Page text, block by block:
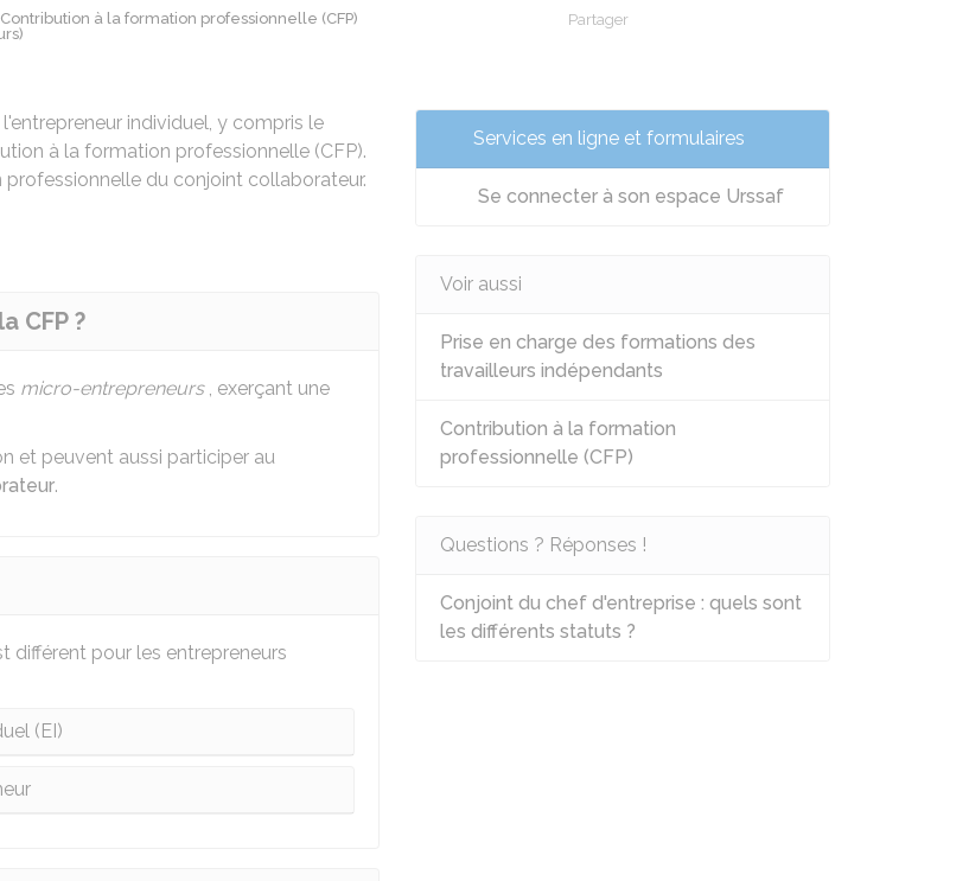
Contribution à la formation professionnelle (CFP)
Partager
individuel, y compris le
à la formation professionnelle (CFP).
du conjoint collaborateur.
CFP ?
micro-entrepreneurs, exerçant une
et peuvent aussi participer au
.
différent pour les entrepreneurs
(EI)
Services en ligne et formulaires
Se connecter à son espace Urssaf
Voir aussi
Prise en charge des formations des
travailleurs indépendants
Contribution à la formation
professionnelle (CFP)
Questions ? Réponses !
Conjoint du chef d'entreprise : quels sont
les différents statuts ?